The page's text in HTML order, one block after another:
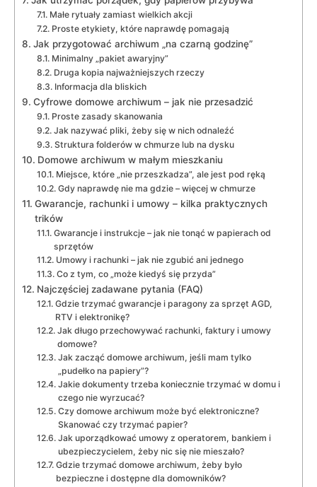
Małe rytuały zamiast wielkich akcji
Proste etykiety, które naprawdę pomagają
Jak przygotować archiwum „na czarną godzinę”
Minimalny „pakiet awaryjny”
Druga kopia najważniejszych rzeczy
Informacja dla bliskich
Cyfrowe domowe archiwum – jak nie przesadzić
Proste zasady skanowania
Jak nazywać pliki, żeby się w nich odnaleźć
Struktura folderów w chmurze lub na dysku
Domowe archiwum w małym mieszkaniu
Miejsce, które „nie przeszkadza”, ale jest pod ręką
Gdy naprawdę nie ma gdzie – więcej w chmurze
Gwarancje, rachunki i umowy – kilka praktycznych
trików
Gwarancje i instrukcje – jak nie tonąć w papierach od
sprzętów
Umowy i rachunki – jak nie zgubić ani jednego
Co z tym, co „może kiedyś się przyda”
Najczęściej zadawane pytania (FAQ)
Gdzie trzymać gwarancje i paragony za sprzęt AGD,
RTV i elektronikę?
Jak długo przechowywać rachunki, faktury i umowy
domowe?
Jak zacząć domowe archiwum, jeśli mam tylko
„pudełko na papiery”?
Jakie dokumenty trzeba koniecznie trzymać w domu i
czego nie wyrzucać?
Czy domowe archiwum może być elektroniczne?
Skanować czy trzymać papier?
Jak uporządkować umowy z operatorem, bankiem i
ubezpieczycielem, żeby nic się nie mieszało?
Gdzie trzymać domowe archiwum, żeby było
bezpieczne i dostępne dla domowników?